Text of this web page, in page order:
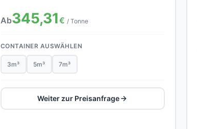
Ab345,31€ / Tonne
CONTAINER AUSWÄHLEN
3m³ 5m³ 7m³
Weiter zur Preisanfrage